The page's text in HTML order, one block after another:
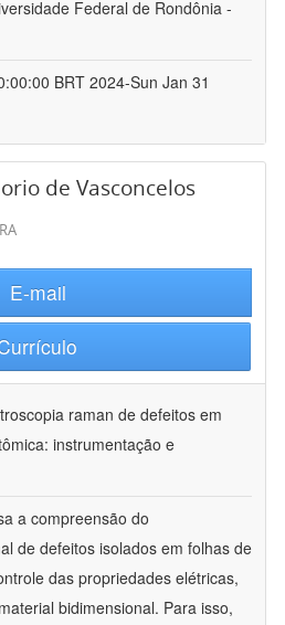
Federal de Rondônia -
BRT 2024-Sun Jan 31
de Vasconcelos
E-mail
raman de defeitos em
instrumentação e
a compreensão do
de defeitos isolados em folhas de
das propriedades elétricas,
bidimensional. Para isso,